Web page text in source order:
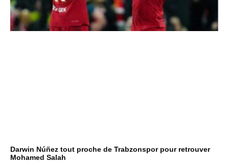
Darwin Núñez tout proche de Trabzonspor pour retrouver
Mohamed Salah